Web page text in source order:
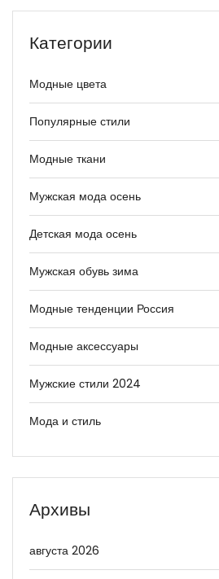
Категории
Модные цвета
Популярные стили
Модные ткани
Мужская мода осень
Детская мода осень
Мужская обувь зима
Модные тенденции Россия
Модные аксессуары
Мужские стили 2024
Мода и стиль
Архивы
августа 2026